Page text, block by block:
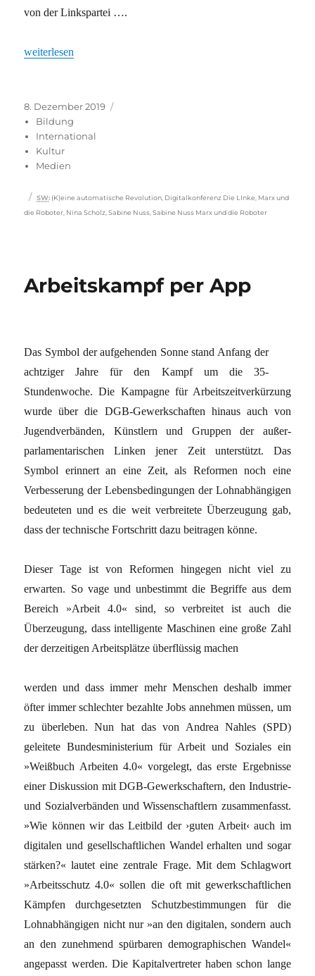
von der Linkspartei ….
„Digitaler oder alter Kapitalismus?“
weiterlesen
Veröffentlicht
am
8. Dezember 2019
Bildung
International
Kultur
Medien
Schlagwörter
SW: (K)eine automatische Revolution Digitalkonferenz Die LInke Marx und
die Roboter Nina Scholz ,Sabine Nuss ,Sabine Nuss Marx und die Roboter
Arbeitskampf per App
Das Symbol der aufgehenden Sonne stand Anfang der
achtziger Jahre für den Kampf um die 35-
Stundenwoche. Die Kampagne für Arbeitszeitverkürzung
wurde über die DGB-Gewerkschaften hinaus auch von
Jugendverbänden, Künstlern und Gruppen der außer­
parlamentarischen Linken jener Zeit unterstützt. Das
Symbol erinnert an eine Zeit, als Reformen noch eine
Verbesserung der Lebensbedingungen der Lohnabhängigen
bedeuteten und es die weit verbreitete Überzeugung gab,
dass der technische Fortschritt dazu beitragen könne.
Dieser Tage ist von Reformen hingegen nicht viel zu
erwarten. So vage und unbestimmt die Begriffe aus dem
Bereich »Arbeit 4.0« sind, so verbreitet ist auch die
Überzeugung, dass intelligente Maschinen eine große Zahl
der derzeitigen Arbeitsplätze überflüssig machen
werden und dass immer mehr Menschen deshalb immer
öfter immer schlechter bezahlte Jobs annehmen müssen, um
zu überleben. Nun hat das von Andrea Nahles (SPD)
geleitete ­Bundesministerium für Arbeit und Soziales ein
»Weißbuch Arbeiten 4.0« vorgelegt, das erste Ergebnisse
einer Diskussion mit DGB-Gewerkschaftern, den Industrie-
und Sozialverbänden und Wissenschaftlern zusammenfasst.
»Wie können wir das Leitbild der ›guten Arbeit‹ auch im
digitalen und gesellschaftlichen Wandel erhalten und sogar
stärken?« lautet eine zentrale Frage. Mit dem Schlagwort
»Arbeitsschutz 4.0« sollen die oft mit gewerkschaftlichen
Kämpfen durchgesetzten Schutzbestimmungen für die
Lohnabhängigen nicht nur »an den digitalen, sondern auch
an den zunehmend spürbaren demographischen Wandel«
angepasst werden. Die Kapitalvertreter haben schon lange